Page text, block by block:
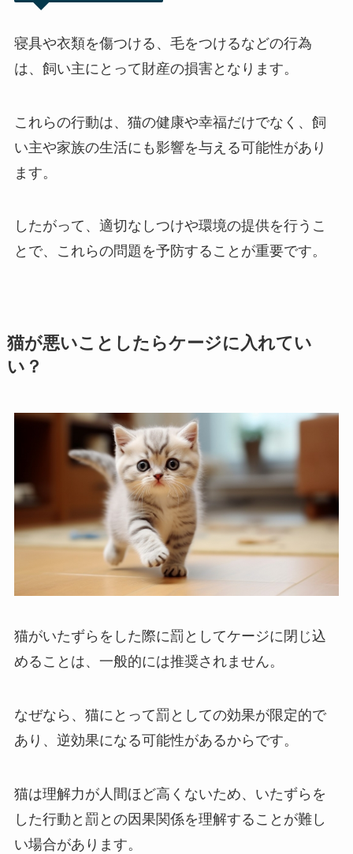
寝具や衣類を傷つける、毛をつけるなどの行為
は、飼い主にとって財産の損害となります。
これらの行動は、猫の健康や幸福だけでなく、飼
い主や家族の生活にも影響を与える可能性があり
ます。
したがって、適切なしつけや環境の提供を行うこ
とで、これらの問題を予防することが重要です。
猫が悪いことしたらケージに入れてい
い？
猫がいたずらをした際に罰としてケージに閉じ込
めることは、 一般的には推奨されません。
なぜなら、猫にとって罰としての効果が限定的で
あり、逆効果になる可能性があるからです。
猫は理解力が人間ほど高くないため、 いたずらを
した行動と罰との因果関係を理解することが難し
い場合があります。